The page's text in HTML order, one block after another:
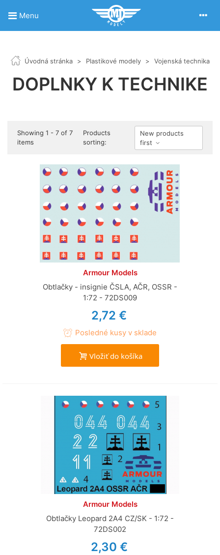
Menu
Úvodná stránka > Plastikové modely > Vojenská technika
DOPLNKY K TECHNIKE
Showing 1 - 7 of 7
items
Products
sorting:
New products
first
Armour Models
Obtlačky - insignie ČSLA, AČR, OSSR -
1:72 - 72DS009
2,72 €
Posledné kusy v sklade
Vložiť do košíka
Armour Models
Obtlačky Leopard 2A4 CZ/SK - 1:72 -
72DS002
2,30 €